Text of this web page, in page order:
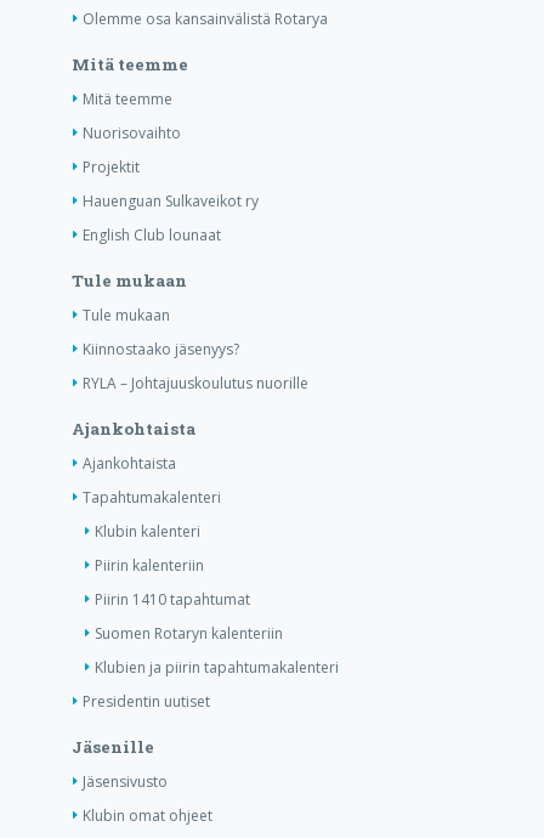
Olemme osa kansainvälistä Rotarya
Mitä teemme
Mitä teemme
Nuorisovaihto
Projektit
Hauenguan Sulkaveikot ry
English Club lounaat
Tule mukaan
Tule mukaan
Kiinnostaako jäsenyys?
RYLA – Johtajuuskoulutus nuorille
Ajankohtaista
Ajankohtaista
Tapahtumakalenteri
Klubin kalenteri
Piirin kalenteriin
Piirin 1410 tapahtumat
Suomen Rotaryn kalenteriin
Klubien ja piirin tapahtumakalenteri
Presidentin uutiset
Jäsenille
Jäsensivusto
Klubin omat ohjeet